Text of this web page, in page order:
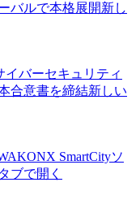
バルで本格展開新し
バーセキュリティ
合意書を締結新しい
SmartCityソ
ブで開く